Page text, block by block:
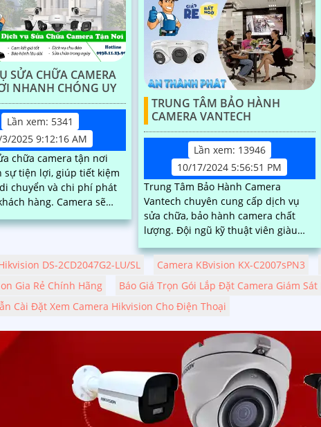
SỬA CHỮA CAMERA
NHANH CHÓNG UY
Lần xem: 5341
2025 9:12:16 AM
chữa camera tận nơi
sự tiện lợi, giúp tiết kiệm
chuyển và chi phí phát
Camera sẽ
tra, khắc phục sự cố ngay
quy trình nhanh chóng,
TRUNG TÂM BẢO HÀNH
CAMERA VANTECH
Lần xem: 13946
10/17/2024 5:56:51 PM
Trung Tâm Bảo Hành Camera
Vantech chuyên cung cấp dịch vụ
sửa chữa, bảo hành camera chất
lượng. Đội ngũ kỹ thuật viên giàu
kinh nghiệm, nhiệt tình sẽ giúp bạn
khắc phục sự cố nhanh chóng và
DS-2CD2047G2-LU/SL Camera KBvision KX-C2007sPN3
Gia Rẻ Chính Hãng Báo Giá Trọn Gói Lắp Đặt Camera Giám
Cài Đặt Xem Camera Hikvision Cho Điện Thoại